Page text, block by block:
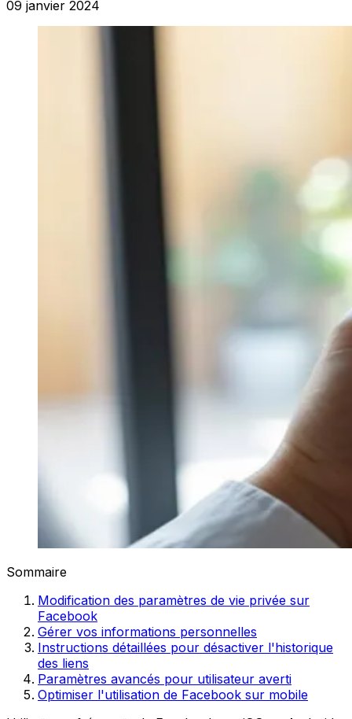
09 janvier 2024
Sommaire
Modification des paramètres de vie privée sur
Facebook
Gérer vos informations personnelles
Instructions détaillées pour désactiver l'historique
des liens
Paramètres avancés pour utilisateur averti
Optimiser l'utilisation de Facebook sur mobile